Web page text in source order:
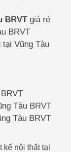
BRVTgiá rẻ
BRVT
Vũng Tàu
Tàu BRVT
Tàu BRVT
kế nội thất tại